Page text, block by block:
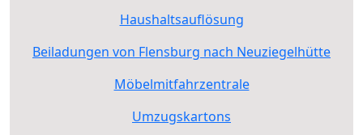
Haushaltsauflösung
Beiladungen von Flensburg nach Neuziegelhütte
Möbelmitfahrzentrale
Umzugskartons